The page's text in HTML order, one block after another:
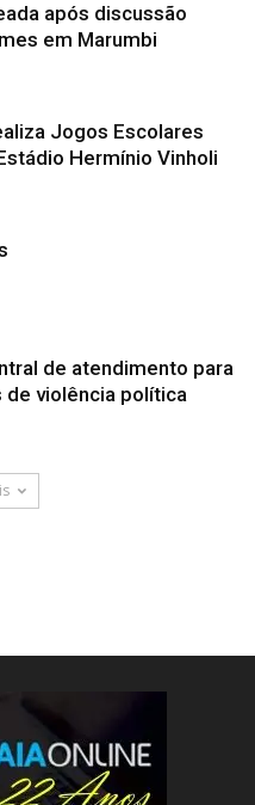
após discussão
em Marumbi
Jogos Escolares
Hermínio Vinholi
de atendimento para
de violência política